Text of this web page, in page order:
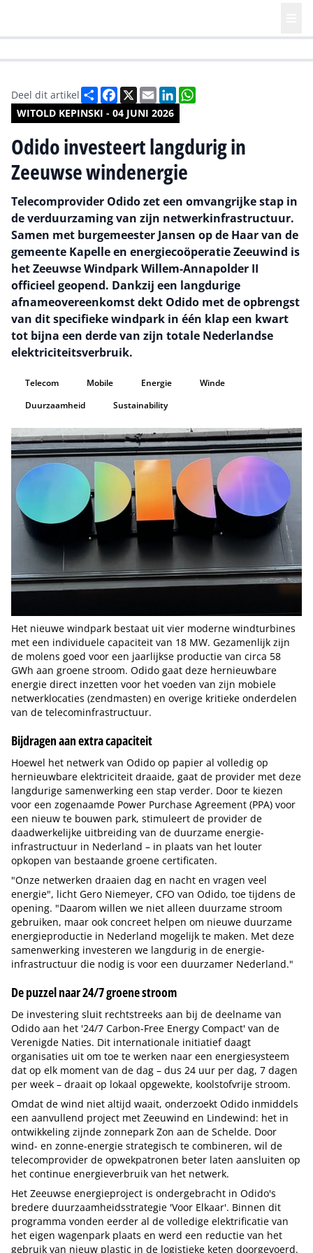
WITOLD KEPINSKI - 04 JUNI 2026
Deel dit artikel DeelFacebook
X EmailLinkedIn
Odido investeert langdurig in
Zeeuwse windenergie
Telecomprovider Odido zet een omvangrijke stap in
de verduurzaming van zijn netwerkinfrastructuur.
Samen met burgemeester Jansen op de Haar van de
gemeente Kapelle en energiecoöperatie Zeeuwind is
het Zeeuwse Windpark Willem-Annapolder II
officieel geopend. Dankzij een langdurige
afnameovereenkomst dekt Odido met de opbrengst
van dit specifieke windpark in één klap een kwart
tot bijna een derde van zijn totale Nederlandse
elektriciteitsverbruik.
Telecom Mobile Energie
Winde
Duurzaamheid
Sustainability
Het nieuwe windpark bestaat uit vier moderne windturbines
met een individuele capaciteit van 18 MW. Gezamenlijk zijn
de molens goed voor een jaarlijkse productie van circa 58
GWh aan groene stroom. Odido gaat deze hernieuwbare
energie direct inzetten voor het voeden van zijn mobiele
netwerklocaties (zendmasten) en overige kritieke onderdelen
van de telecominfrastructuur.
Bijdragen aan extra capaciteit
Hoewel het netwerk van Odido op papier al volledig op
hernieuwbare elektriciteit draaide, gaat de provider met deze
langdurige samenwerking een stap verder. Door te kiezen
voor een zogenaamde Power Purchase Agreement (PPA) voor
een nieuw te bouwen park, stimuleert de provider de
daadwerkelijke uitbreiding van de duurzame energie-
infrastructuur in Nederland – in plaats van het louter
opkopen van bestaande groene certificaten.
"Onze netwerken draaien dag en nacht en vragen veel
energie", licht Gero Niemeyer, CFO van Odido, toe tijdens de
opening. "Daarom willen we niet alleen duurzame stroom
gebruiken, maar ook concreet helpen om nieuwe duurzame
energieproductie in Nederland mogelijk te maken. Met deze
samenwerking investeren we langdurig in de energie-
infrastructuur die nodig is voor een duurzamer Nederland."
De puzzel naar 24/7 groene stroom
De investering sluit rechtstreeks aan bij de deelname van
Odido aan het '24/7 Carbon-Free Energy Compact' van de
Verenigde Naties. Dit internationale initiatief daagt
organisaties uit om toe te werken naar een energiesysteem
dat op elk moment van de dag – dus 24 uur per dag, 7 dagen
per week – draait op lokaal opgewekte, koolstofvrije stroom.
Omdat de wind niet altijd waait, onderzoekt Odido inmiddels
een aanvullend project met Zeeuwind en Lindewind: het in
ontwikkeling zijnde zonnepark Zon aan de Schelde. Door
wind- en zonne-energie strategisch te combineren, wil de
telecomprovider de opwekpatronen beter laten aansluiten op
het continue energieverbruik van het netwerk.
Het Zeeuwse energieproject is ondergebracht in Odido's
bredere duurzaamheidsstrategie 'Voor Elkaar'. Binnen dit
programma vonden eerder al de volledige elektrificatie van
het eigen wagenpark plaats en werd een reductie van het
gebruik van nieuw plastic in de logistieke keten doorgevoerd.